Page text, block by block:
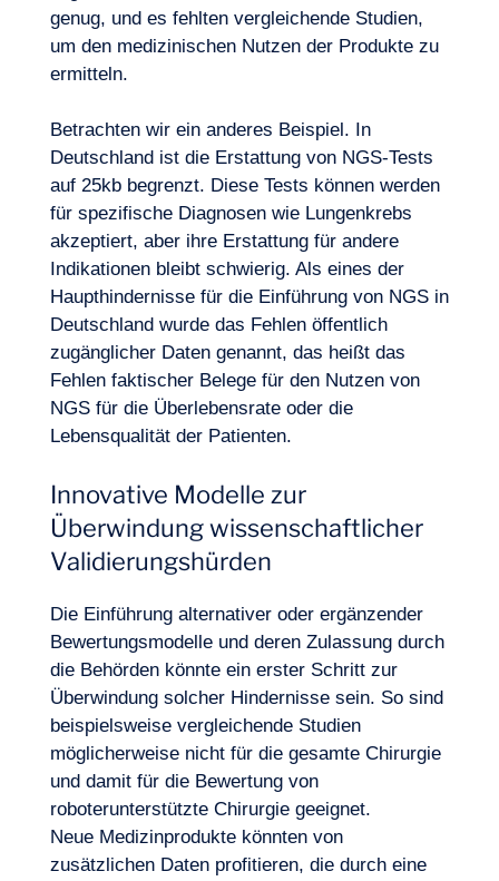
Lust, an Bord zu gehen?
genug, und es fehlten vergleichende Studien,
um den medizinischen Nutzen der Produkte zu
ermitteln.
Betrachten wir ein anderes Beispiel. In
Deutschland ist die Erstattung von NGS-Tests
auf 25kb begrenzt. Diese Tests können werden
für spezifische Diagnosen wie Lungenkrebs
akzeptiert, aber ihre Erstattung für andere
Indikationen bleibt schwierig. Als eines der
Haupthindernisse für die Einführung von NGS in
Deutschland wurde das Fehlen öffentlich
zugänglicher Daten genannt, das heißt das
Fehlen faktischer Belege für den Nutzen von
NGS für die Überlebensrate oder die
Lebensqualität der Patienten.
Innovative Modelle zur
Überwindung wissenschaftlicher
Validierungshürden
Die Einführung alternativer oder ergänzender
Bewertungsmodelle und deren Zulassung durch
die Behörden könnte ein erster Schritt zur
Überwindung solcher Hindernisse sein. So sind
beispielsweise vergleichende Studien
möglicherweise nicht für die gesamte Chirurgie
und damit für die Bewertung von
roboterunterstützte Chirurgie geeignet.
Neue Medizinprodukte könnten von
zusätzlichen Daten profitieren, die durch eine